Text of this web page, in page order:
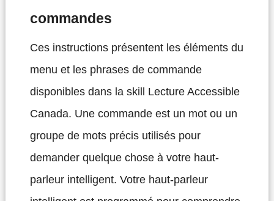
commandes
Ces instructions présentent les éléments du
menu et les phrases de commande
disponibles dans la skill Lecture Accessible
Canada. Une commande est un mot ou un
groupe de mots précis utilisés pour
demander quelque chose à votre haut-
parleur intelligent. Votre haut-parleur